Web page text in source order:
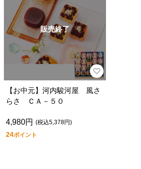
販売終了
【お中元】河内駿河屋 風さ
らさ ＣＡ－５０
4,980円 (税込5,378円)
24ポイント